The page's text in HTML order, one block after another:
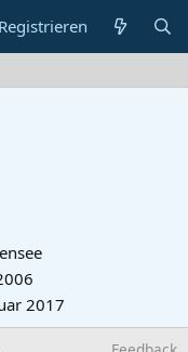
Registrieren
2017